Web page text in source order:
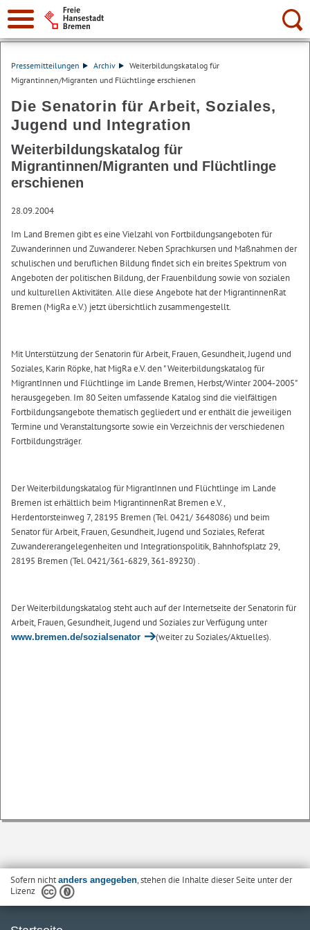
Suche:
Pressemitteilungen Archiv
Weiterbildungskatalog für
Migrantinnen/Migranten und Flüchtlinge erschienen
Die Senatorin für Arbeit, Soziales,
Jugend und Integration
Weiterbildungskatalog für
Migrantinnen/Migranten und Flüchtlinge
erschienen
28.09.2004
Im Land Bremen gibt es eine Vielzahl von Fortbildungsangeboten für
Zuwanderinnen und Zuwanderer. Neben Sprachkursen und Maßnahmen der
schulischen und beruflichen Bildung findet sich ein breites Spektrum von
Angeboten der politischen Bildung, der Frauenbildung sowie von sozialen
und kulturellen Aktivitäten. Alle diese Angebote hat der MigrantinnenRat
Bremen (MigRa e.V.) jetzt übersichtlich zusammengestellt.
Mit Unterstützung der Senatorin für Arbeit, Frauen, Gesundheit, Jugend und
Soziales, Karin Röpke, hat MigRa e.V. den " Weiterbildungskatalog für
MigrantInnen und Flüchtlinge im Lande Bremen, Herbst/Winter 2004-2005"
herausgegeben. Im 80 Seiten umfassende Katalog sind die vielfältigen
Fortbildungsangebote thematisch gegliedert und er enthält die jeweiligen
Termine und Veranstaltungsorte sowie ein Verzeichnis der verschiedenen
Fortbildungsträger.
Der Weiterbildungskatalog für MigrantInnen und Flüchtlinge im Lande
Bremen ist erhältlich beim MigrantinnenRat Bremen e.V.,
Herdentorsteinweg 7, 28195 Bremen (Tel. 0421/ 3648086) und beim
Senator für Arbeit, Frauen, Gesundheit, Jugend und Soziales, Referat
Zuwandererangelegenheiten und Integrationspolitik, Bahnhofsplatz 29,
28195 Bremen (Tel. 0421/361-6829, 361-89230) .
Der Weiterbildungskatalog steht auch auf der Internetseite der Senatorin für
Arbeit, Frauen, Gesundheit, Jugend und Soziales zur Verfügung unter
www.bremen.de/sozialsenator (weiter zu Soziales/Aktuelles).
Sofern nichtanders angegeben, stehen die Inhalte dieser Seite unter der
Lizenz